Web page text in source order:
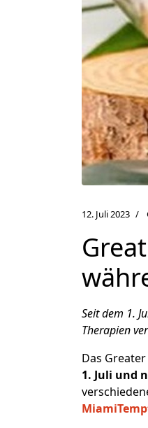
12. Juli 2023
Seit dem 1.
Therapien
Das
1. Juli und